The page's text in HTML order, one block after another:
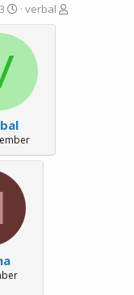
פ
ו
verbal
פ
ו
ר
ם
ב
א
ר
י
ך